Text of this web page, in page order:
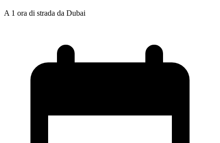
A 1 ora di strada da Dubai